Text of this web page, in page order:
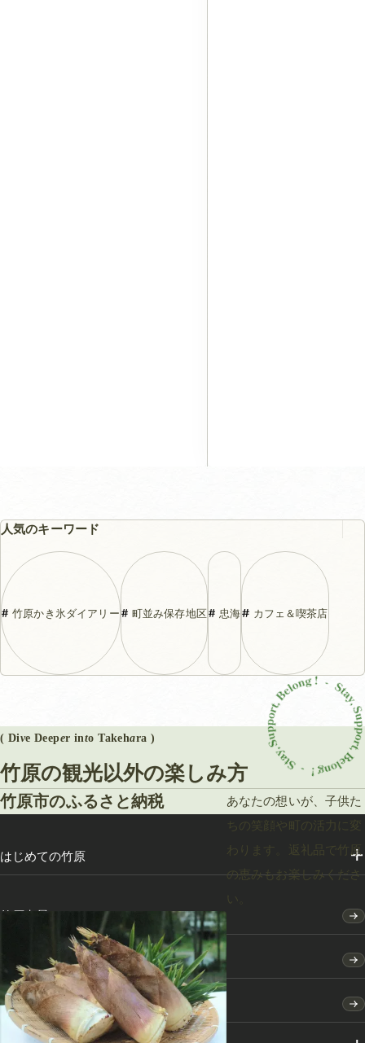
人気のキーワード
竹原かき氷ダイアリー 町並み保存地区 忠海 カフェ＆喫茶店
( Dive Deeper into Takehara )
竹原の観光以外の楽しみ方
竹原市のふるさと納税
あなたの想いが、子供た
ちの笑顔や町の活力に変
わります。返礼品で竹原
の恵みもお楽しみくださ
い。
はじめての竹原
モデルコース
特集